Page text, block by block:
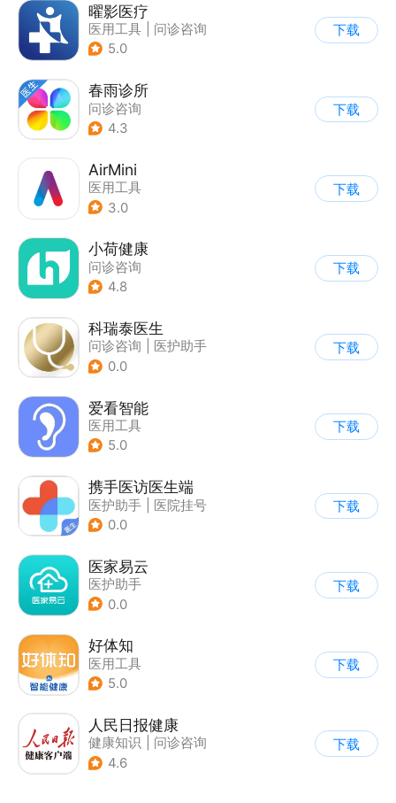
曜影医疗
医用工具
问诊咨询
| 医护助手
5.0
下载
春雨诊所
问诊咨询
4.3
下载
AirMini
医用工具
3.0
下载
小荷健康
问诊咨询
4.8
下载
科瑞泰医生
问诊咨询
医护助手
0.0
下载
爱看智能
医用工具
5.0
下载
携手医访医生端
医护助手
医院挂号
| 问诊咨询
0.0
下载
医家易云
医护助手
0.0
下载
好体知
医用工具
5.0
下载
人民日报健康
健康知识
问诊咨询
| 医用工具
4.6
下载